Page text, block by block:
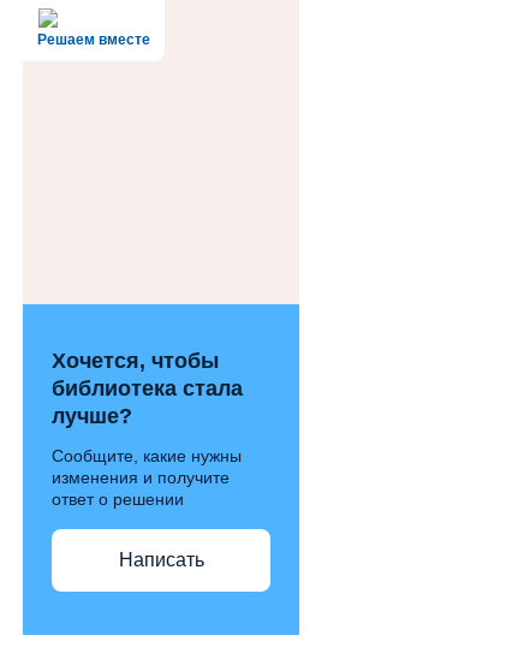
Решаем вместе
Хочется, чтобы
библиотека стала
лучше?
Сообщите, какие нужны
изменения и получите
ответ о решении
Написать